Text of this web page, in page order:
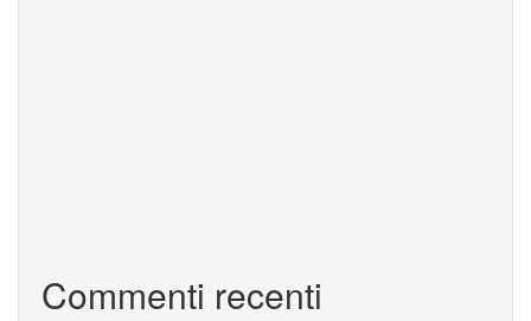
Commenti recenti